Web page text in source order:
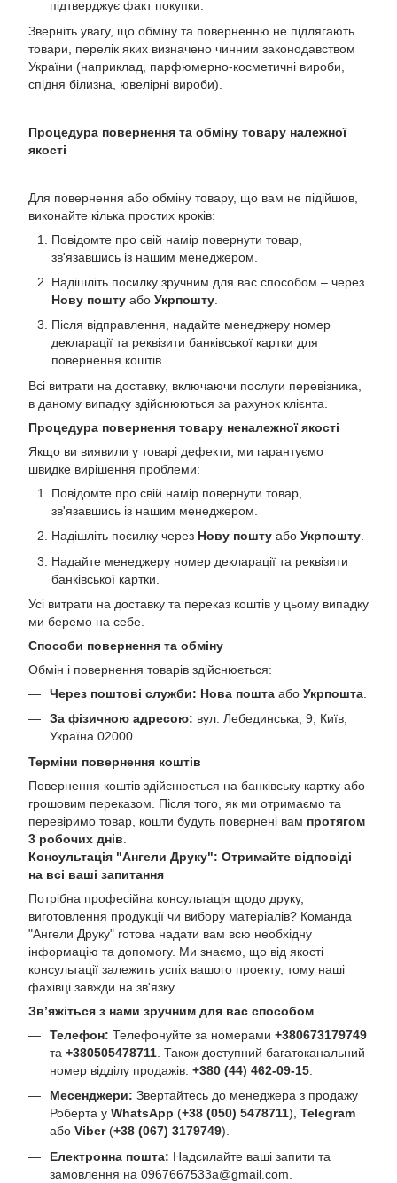
підтверджує факт покупки.
Зверніть увагу, що обміну та поверненню не підлягають
товари, перелік яких визначено чинним законодавством
України (наприклад, парфюмерно-косметичні вироби,
спідня білизна, ювелірні вироби).
Процедура повернення та обміну товару належної
якості
Для повернення або обміну товару, що вам не підійшов,
виконайте кілька простих кроків:
Повідомте про свій намір повернути товар,
зв'язавшись із нашим менеджером.
Надішліть посилку зручним для вас способом – через
Нову пошту або Укрпошту
Після відправлення, надайте менеджеру номер
декларації та реквізити банківської картки для
повернення коштів.
Всі витрати на доставку, включаючи послуги перевізника,
в даному випадку здійснюються за рахунок клієнта.
Процедура повернення товару неналежної якості
Якщо ви виявили у товарі дефекти, ми гарантуємо
швидке вирішення проблеми:
Повідомте про свій намір повернути товар,
зв'язавшись із нашим менеджером.
Надішліть посилку через Нову пошту або Укрпошту.
Надайте менеджеру номер декларації та реквізити
банківської картки.
Усі витрати на доставку та переказ коштів у цьому випадку
ми беремо на себе.
Способи повернення та обміну
Обмін і повернення товарів здійснюється:
Через поштові служби: Нова пошта або Укрпошта
За фізичною адресою: вул. Лебединська, 9, Київ,
Україна 02000.
Терміни повернення коштів
Повернення коштів здійснюється на банківську картку або
грошовим переказом. Після того, як ми отримаємо та
перевіримо товар, кошти будуть повернені вам протягом
3 робочих днів
Консультація "Ангели Друку": Отримайте відповіді
на всі ваші запитання
Потрібна професійна консультація щодо друку,
виготовлення продукції чи вибору матеріалів? Команда
"Ангели Друку" готова надати вам всю необхідну
інформацію та допомогу. Ми знаємо, що від якості
консультації залежить успіх вашого проекту, тому наші
фахівці завжди на зв'язку.
Зв’яжіться з нами зручним для вас способом
Телефон: Телефонуйте за номерами +380673179749
та +380505478711 . Також доступний багатоканальний
номер відділу продажів: +380 (44) 462-09-15
Месенджери: Звертайтесь до менеджера з продажу
Роберта у WhatsApp (+38 (050) 5478711), Telegram
або Viber(+38 (067) 3179749).
Електронна пошта: Надсилайте ваші запити та
замовлення на 0967667533a@gmail.com